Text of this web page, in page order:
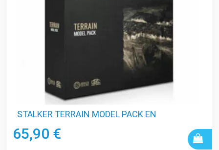
STALKER TERRAIN MODEL PACK EN
65,90 €